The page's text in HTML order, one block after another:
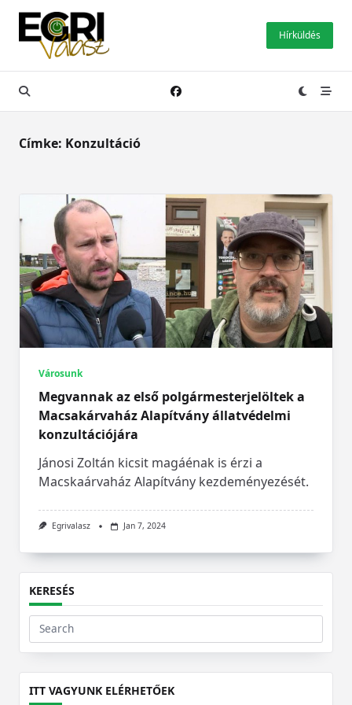
Skip
content
Hírküldés
Címke: Konzultáció
Városunk
Megvannak az első polgármesterjelöltek a
Macsakárvaház Alapítvány állatvédelmi
konzultációjára
Jánosi Zoltán kicsit magáénak is érzi a
Macskaárvaház Alapítvány kezdeményezését.
Egrivalasz Jan 7, 2024
KERESÉS
Search
for:
ITT VAGYUNK ELÉRHETŐEK